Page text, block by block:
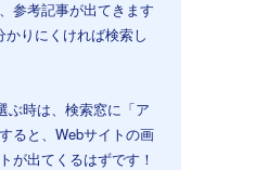
参考記事が出てきます
りにくければ検索し
ぶ時は、検索窓に「ア
ると、Webサイトの画
が出てくるはずです！